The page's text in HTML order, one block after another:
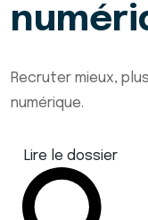
Recruter mieux,
numérique.
Lire le dossier